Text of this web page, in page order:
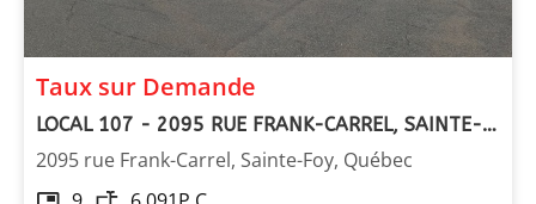
Taux sur Demande
LOCAL 107 - 2095 RUE FRANK-CARREL, SAINTE-FOY
2095 rue Frank-Carrel, Sainte-Foy, Québec